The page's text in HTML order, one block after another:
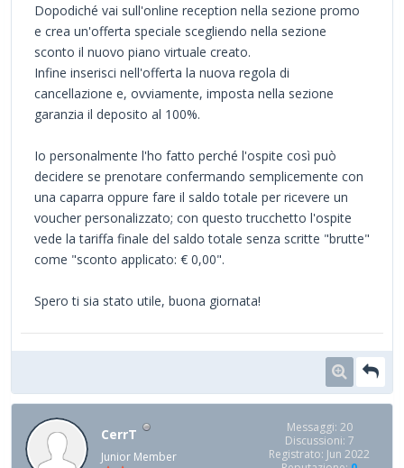
Dopodiché vai sull'online reception nella sezione promo
e crea un'offerta speciale scegliendo nella sezione
sconto il nuovo piano virtuale creato.
Infine inserisci nell'offerta la nuova regola di
cancellazione e, ovviamente, imposta nella sezione
garanzia il deposito al 100%.
Io personalmente l'ho fatto perché l'ospite così può
decidere se prenotare confermando semplicemente con
una caparra oppure fare il saldo totale per ricevere un
voucher personalizzato; con questo trucchetto l'ospite
vede la tariffa finale del saldo totale senza scritte "brutte"
come "sconto applicato: € 0,00".
Spero ti sia stato utile, buona giornata!
CerrT
Junior Member
Messaggi: 20
Discussioni: 7
Registrato: Jun 2022